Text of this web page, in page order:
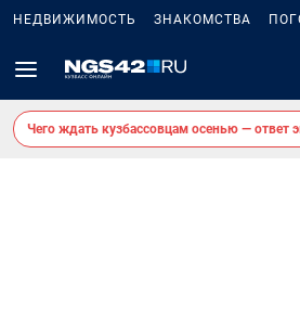
НЕДВИЖИМОСТЬ ЗНАКОМСТВА
Чего ждать кузбассовцам осенью — ответ